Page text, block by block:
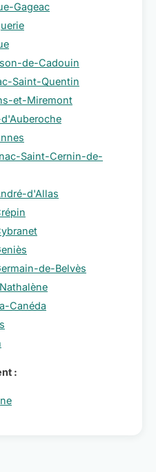
Gageac
de-Cadouin
Saint-Quentin
et-Miremont
Saint-Cernin-de-
d'Allas
de-Belvès
Canéda
: